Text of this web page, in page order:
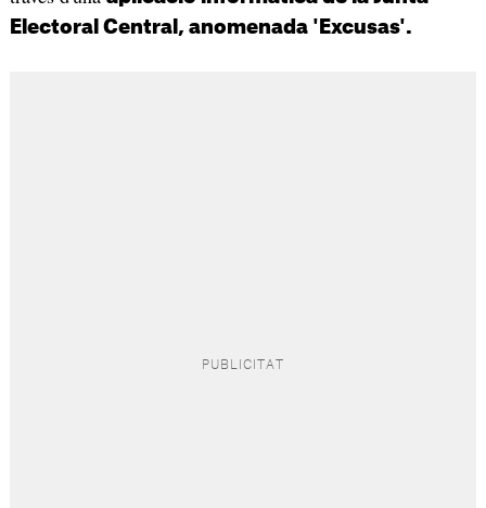
Electoral Central, anomenada 'Excusas'.